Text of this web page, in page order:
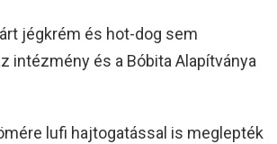
jégkrém és hot-dog sem
intézmény és a Bóbita Alapítványa
lufi hajtogatással is meglepték